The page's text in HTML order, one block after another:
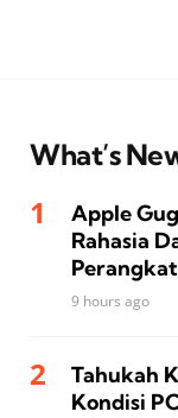
What’s
Apple
Rahasia
9 hours ago
Tahukah
Kondisi